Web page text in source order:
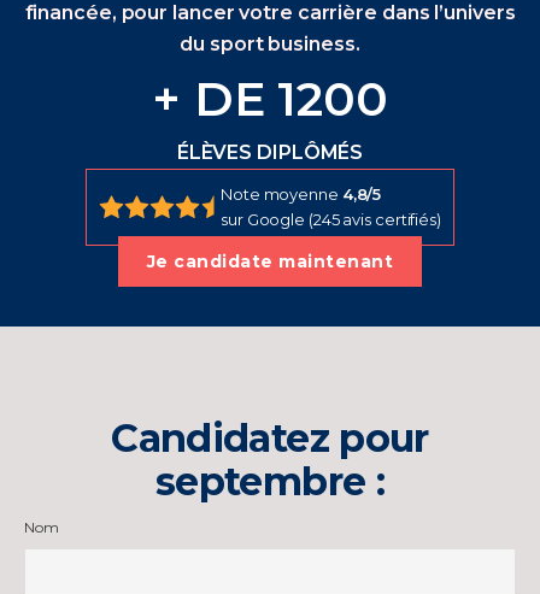
financée, pour lancer votre carrière dans l’univers
du sport business.
+ DE 1200
ÉLÈVES DIPLÔMÉS
Note moyenne 4,8/5
sur Google (245 avis certifiés)
Je candidate maintenant
Candidatez pour
septembre :
Nom